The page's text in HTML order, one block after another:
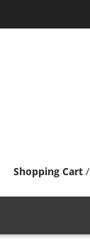
Shopping Cart /